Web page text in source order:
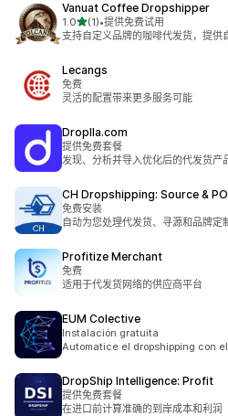
Vanuat Coffee Dropshipper
1.0星（满分 5 星）
(1)
总共 1 条评论
•提供免费试用
支持自定义品牌的咖啡代发货，提供
Lecangs
免费
灵活的配置带来更多服务可能
Droplla.com
提供免费套餐
发现、分析并导入优化后的代发货产
CH Dropshipping: Source &
免费安装
自动为您处理代发货、寻源和品牌定
Profitize Merchant
免费
适用于代发货网络的供应商平台
EUM Colective
Instalación gratuita
Automatice el dropshipping con
DropShip Intelligence: Profit
提供免费套餐
在进口前计算准确的到岸成本和利润